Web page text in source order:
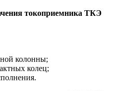
токоприемника ТКЭ
колонны;
колец;